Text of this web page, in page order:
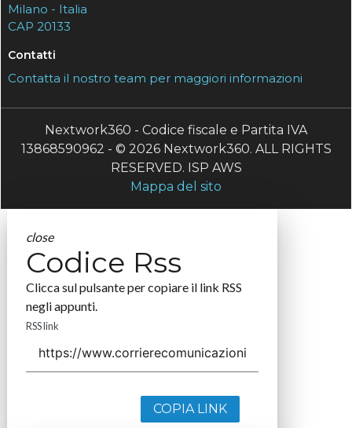
Milano - Italia
CAP 20133
Contatti
Contatta il nostro team per maggiori informazioni
Nextwork360 - Codice fiscale e Partita IVA
13868590962 - © 2026 Nextwork360. ALL RIGHTS
RESERVED. ISP AWS
Mappa del sito
close
Codice Rss
Clicca sul pulsante per copiare il link RSS
negli appunti.
RSS link
COPIA LINK